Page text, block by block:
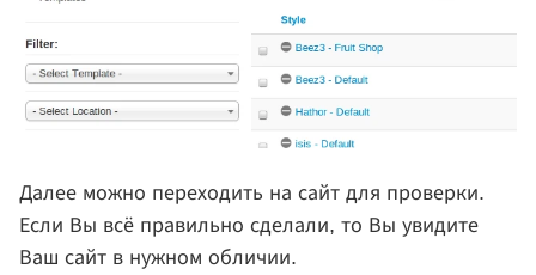
Далее можно переходить на сайт для проверки.
Если Вы всё правильно сделали, то Вы увидите
Ваш сайт в нужном обличии.